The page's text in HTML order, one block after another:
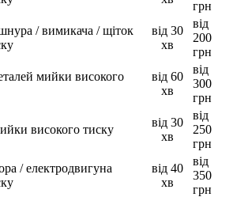
грн
/ вимикача / щіток
від 30
хв
від
200
грн
мийки високого
від 60
хв
від
300
грн
високого тиску
від 30
хв
від
250
грн
/ електродвигуна
від 40
хв
від
350
грн